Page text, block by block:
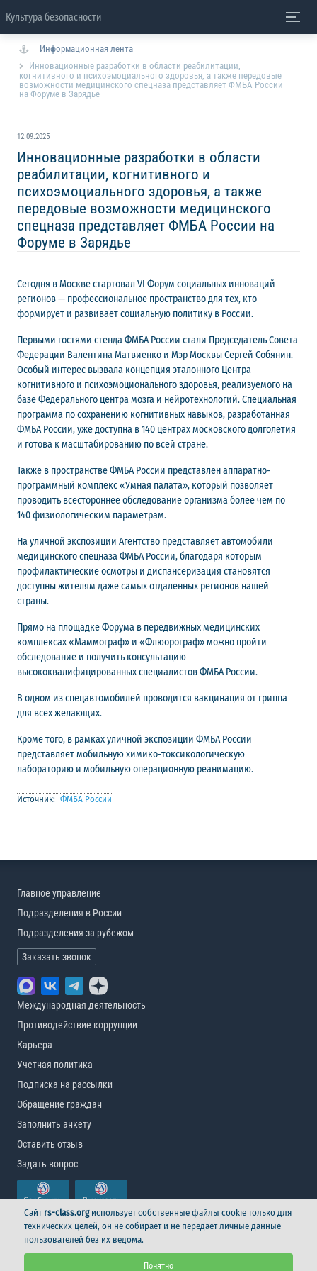
Культура безопасности
Информационная лента
Инновационные разработки в области реабилитации,
когнитивного и психоэмоциального здоровья, а также передовые
возможности медицинского спецназа представляет ФМБА России
на Форуме в Зарядье
12.09.2025
Инновационные разработки в области
реабилитации, когнитивного и
психоэмоциального здоровья, а также
передовые возможности медицинского
спецназа представляет ФМБА России на
Форуме в Зарядье
Сегодня в Москве стартовал VI Форум социальных инноваций
регионов — профессиональное пространство для тех, кто
формирует и развивает социальную политику в России.
Первыми гостями стенда ФМБА России стали Председатель Совета
Федерации Валентина Матвиенко и Мэр Москвы Сергей Собянин.
Особый интерес вызвала концепция эталонного Центра
когнитивного и психоэмоционального здоровья, реализуемого на
базе Федерального центра мозга и нейротехнологий. Специальная
программа по сохранению когнитивных навыков, разработанная
ФМБА России, уже доступна в 140 центрах московского долголетия
и готова к масштабированию по всей стране.
Также в пространстве ФМБА России представлен аппаратно-
программный комплекс «Умная палата», который позволяет
проводить всестороннее обследование организма более чем по
140 физиологическим параметрам.
На уличной экспозиции Агентство представляет автомобили
медицинского спецназа ФМБА России, благодаря которым
профилактические осмотры и диспансеризация становятся
доступны жителям даже самых отдаленных регионов нашей
страны.
Прямо на площадке Форума в передвижных медицинских
комплексах «Маммограф» и «Флюорограф» можно пройти
обследование и получить консультацию
высококвалифицированных специалистов ФМБА России.
В одном из спецавтомобилей проводится вакцинация от гриппа
для всех желающих.
Кроме того, в рамках уличной экспозиции ФМБА России
представляет мобильную химико-токсикологическую
лабораторию и мобильную операционную реанимацию.
Источник: ФМБА России
Главное управление
Подразделения в России
Подразделения за рубежом
Заказать звонок
Международная деятельность
Противодействие коррупции
Карьера
Учетная политика
Подписка на рассылки
Обращение граждан
Заполнить анкету
Оставить отзыв
Задать вопрос
© Российский морской регистр судоходства, 2026
Логотип
Сайт rs-class.orgиспользует собственные файлы cookie только для
технических целей, он не собирает и не передает личные данные
пользователей без их ведома.
Понятно